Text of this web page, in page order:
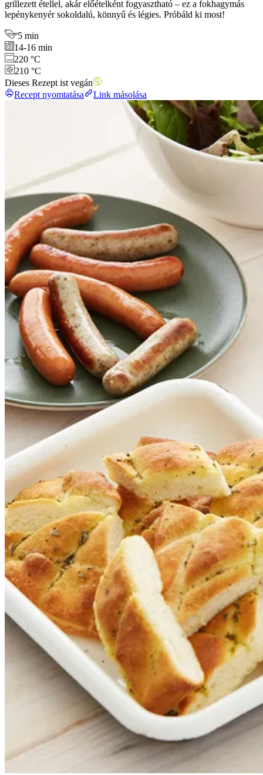
grillezett étellel, akár előételként fogyasztható – ez a fokhagymás
lepénykenyér sokoldalú, könnyű és légies. Próbáld ki most!
5 min
14-16 min
220 °C
210 °C
Dieses Rezept ist vegán
Recept nyomtatása
Link másolása